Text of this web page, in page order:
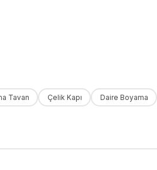
Tavan Çelik Kapı Daire Boyama